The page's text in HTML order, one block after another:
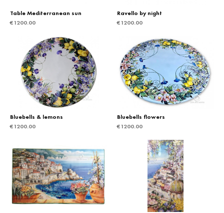
Table Mediterranean sun
€1200.00
Ravello by night
€1200.00
Bluebells & lemons
€1200.00
Bluebells flowers
€1200.00